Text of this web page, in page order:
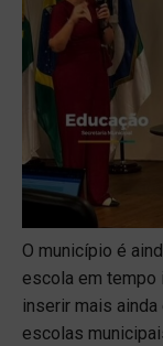
O município é
escola em tempo
inserir mais
escolas